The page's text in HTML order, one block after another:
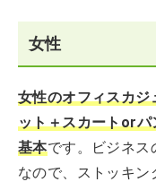
女性
女性のオフィスカ
ット＋スカートorパ
基本です。ビジネス
なので、ストッキ